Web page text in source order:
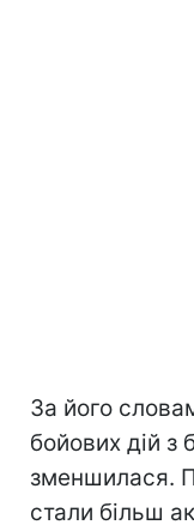
За його
бойових дій з
зменшилася.
стали більш